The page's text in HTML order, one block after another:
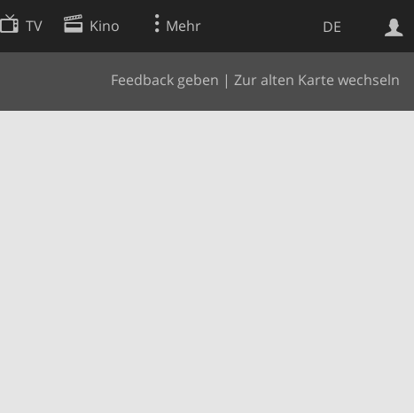
DE
TV Kino Mehr
Feedback geben | Zur alten Karte wechseln
Websuche